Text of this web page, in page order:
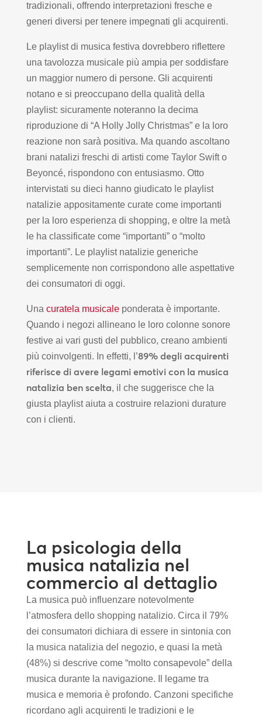
tradizionali, offrendo interpretazioni fresche e
generi diversi per tenere impegnati gli acquirenti.
Le playlist di musica festiva dovrebbero riflettere
una tavolozza musicale più ampia per soddisfare
un maggior numero di persone. Gli acquirenti
notano e si preoccupano della qualità della
playlist: sicuramente noteranno la decima
riproduzione di “A Holly Jolly Christmas” e la loro
reazione non sarà positiva. Ma quando ascoltano
brani natalizi freschi di artisti come Taylor Swift o
Beyoncé, rispondono con entusiasmo. Otto
intervistati su dieci hanno giudicato le playlist
natalizie appositamente curate come importanti
per la loro esperienza di shopping, e oltre la metà
le ha classificate come “importanti” o “molto
importanti”. Le playlist natalizie generiche
semplicemente non corrispondono alle aspettative
dei consumatori di oggi.
Una curatela musicaleponderata è importante.
Quando i negozi allineano le loro colonne sonore
festive ai vari gusti del pubblico, creano ambienti
più coinvolgenti. In effetti, l’89% degli acquirenti
riferisce di avere legami emotivi con la musica
natalizia ben scelta, il che suggerisce che la
giusta playlist aiuta a costruire relazioni durature
con i clienti.
La psicologia della
musica natalizia nel
commercio al dettaglio
La musica può influenzare notevolmente
l’atmosfera dello shopping natalizio. Circa il 79%
dei consumatori dichiara di essere in sintonia con
la musica natalizia del negozio, e quasi la metà
(48%) si descrive come “molto consapevole” della
musica durante la navigazione. Il legame tra
musica e memoria è profondo. Canzoni specifiche
ricordano agli acquirenti le tradizioni e le